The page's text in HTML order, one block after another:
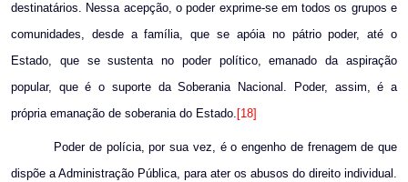
destinatários. Nessa acepção, o poder exprime-se em todos os grupos e
comunidades, desde a família, que se apóia no pátrio poder, até o
Estado, que se sustenta no poder político, emanado da aspiração
popular, que é o suporte da Soberania Nacional. Poder, assim, é a
própria emanação de soberania do Estado. [18]
Poder de polícia, por sua vez, é o engenho de frenagem de que
dispõe a Administração Pública, para ater os abusos do direito individual.